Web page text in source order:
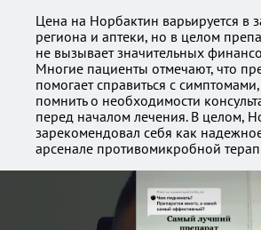
Цена на Норбактин варьируется в
региона и аптеки, но в целом
не вызывает значительных
Многие пациенты отмечают, что
помогает справиться с
помнить о необходимости
перед началом лечения. В целом,
зарекомендовал себя как
арсенале противомикробной